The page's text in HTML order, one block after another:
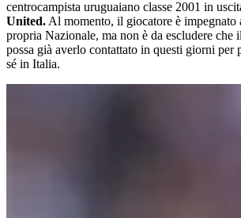
centrocampista uruguaiano classe 2001 in
United. Al momento, il giocatore è
propria Nazionale, ma non è da escludere che
possa già averlo contattato in questi giorni per
sé in Italia.